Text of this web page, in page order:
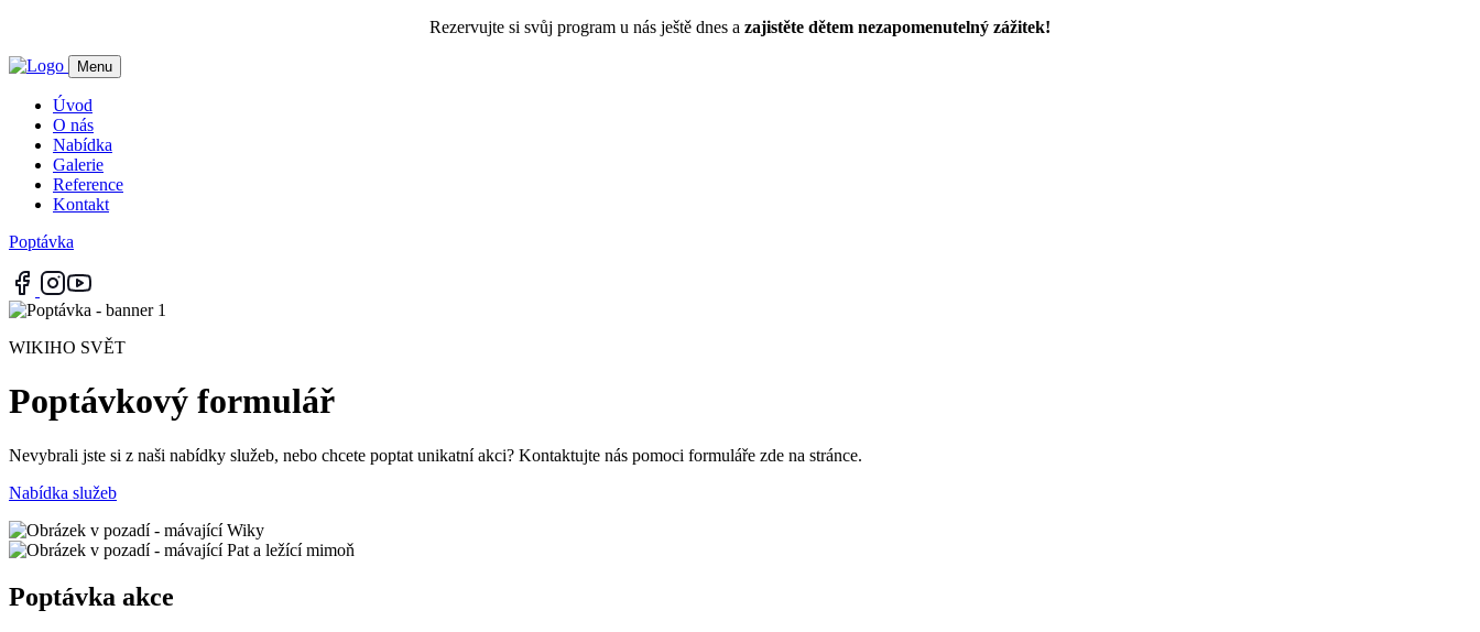
Rezervujte si svůj program u nás ještě dnes a zajistěte dětem nezapomenutelný zážitek!
Menu
Úvod
O nás
Nabídka
Galerie
Reference
Kontakt
Poptávka
WIKIHO SVĚT
Poptávkový formulář
Nevybrali jste si z naši nabídky služeb, nebo chcete poptat unikatní akci? Kontaktujte nás pomoci formuláře zde na stránce.
Nabídka služeb
Poptávka akce